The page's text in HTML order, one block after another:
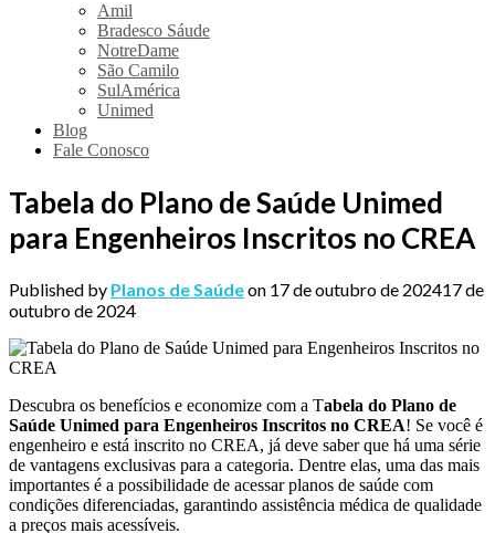
Amil
Bradesco Sáude
NotreDame
São Camilo
SulAmérica
Unimed
Blog
Fale Conosco
Tabela do Plano de Saúde Unimed
para Engenheiros Inscritos no CREA
Published by Planos de Saúdeon 17 de outubro de 202417 de
outubro de 2024
Descubra os benefícios e economize com a Tabela do Plano de
Saúde Unimed para Engenheiros Inscritos no CREA! Se você é
engenheiro e está inscrito no CREA, já deve saber que há uma série
de vantagens exclusivas para a categoria. Dentre elas, uma das mais
importantes é a possibilidade de acessar planos de saúde com
condições diferenciadas, garantindo assistência médica de qualidade
a preços mais acessíveis.